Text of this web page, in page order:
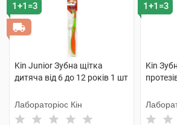
1+1=3
Kin Junior Зубна щітка
дитяча від 6 до 12 років 1 шт
Лабораторіос Кін
1+1=3
Kin